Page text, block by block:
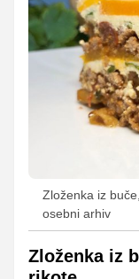
Zloženka iz
osebni arhiv
Zloženka iz